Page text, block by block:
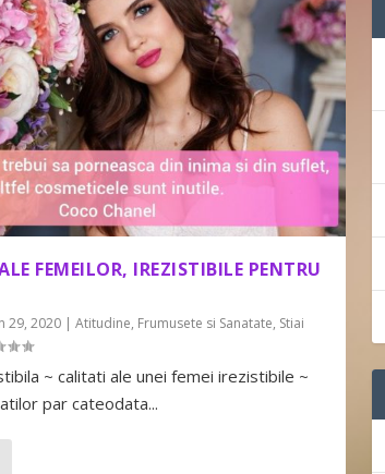
FEMEILOR, IREZISTIBILE PENTRU
29, 2020| Atitudine, Frumusete si Sanatate, Stiai
~ calitati ale unei femei irezistibile ~
par cateodata...